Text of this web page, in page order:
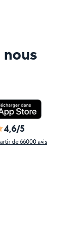
4,6/5
de 66000 avis